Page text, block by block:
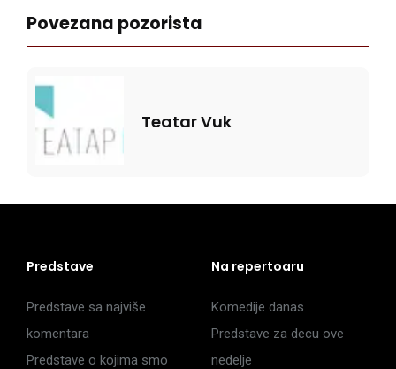
Povezana pozorista
Teatar Vuk
Predstave
Predstave sa najviše
komentara
Predstave o kojima smo
Na repertoaru
Komedije danas
Predstave za decu ove
nedelje